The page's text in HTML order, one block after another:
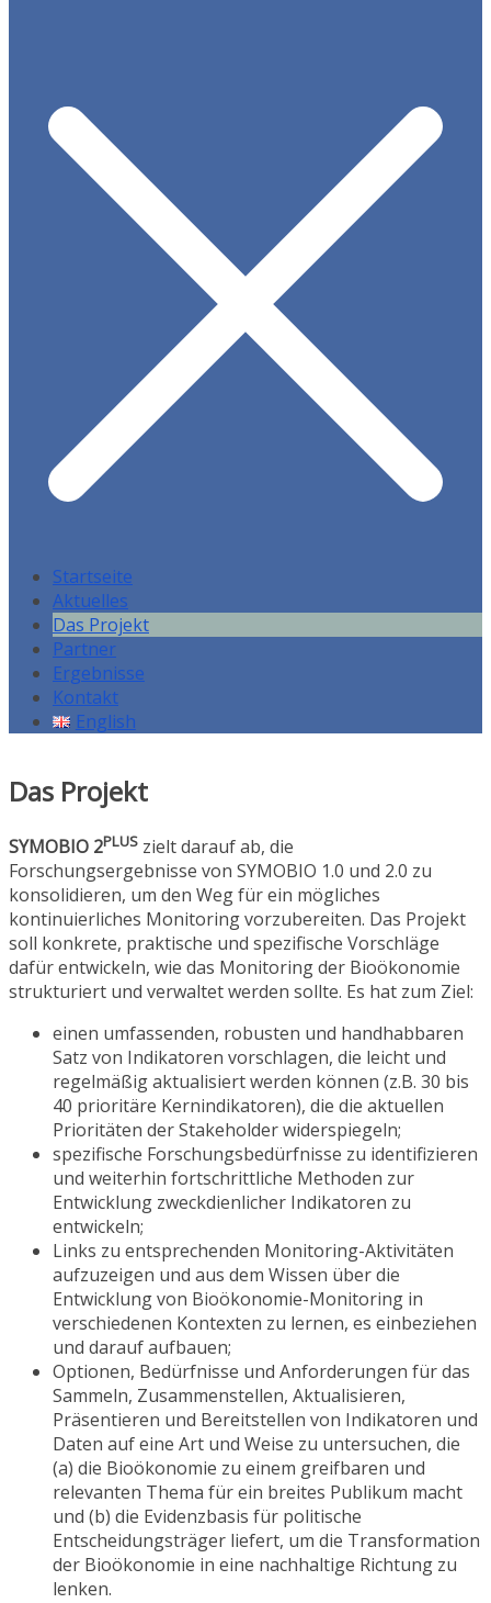
Startseite
Aktuelles
Das Projekt
Partner
Ergebnisse
Kontakt
English
Das Projekt
SYMOBIO 2PLUS zielt darauf ab, die
Forschungsergebnisse von SYMOBIO 1.0 und 2.0 zu
konsolidieren, um den Weg für ein mögliches
kontinuierliches Monitoring vorzubereiten. Das Projekt
soll konkrete, praktische und spezifische Vorschläge
dafür entwickeln, wie das Monitoring der Bioökonomie
strukturiert und verwaltet werden sollte. Es hat zum Ziel:
einen umfassenden, robusten und handhabbaren
Satz von Indikatoren vorschlagen, die leicht und
regelmäßig aktualisiert werden können (z.B. 30 bis
40 prioritäre Kernindikatoren), die die aktuellen
Prioritäten der Stakeholder widerspiegeln;
spezifische Forschungsbedürfnisse zu identifizieren
und weiterhin fortschrittliche Methoden zur
Entwicklung zweckdienlicher Indikatoren zu
entwickeln;
Links zu entsprechenden Monitoring-Aktivitäten
aufzuzeigen und aus dem Wissen über die
Entwicklung von Bioökonomie-Monitoring in
verschiedenen Kontexten zu lernen, es einbeziehen
und darauf aufbauen;
Optionen, Bedürfnisse und Anforderungen für das
Sammeln, Zusammenstellen, Aktualisieren,
Präsentieren und Bereitstellen von Indikatoren und
Daten auf eine Art und Weise zu untersuchen, die
(a) die Bioökonomie zu einem greifbaren und
relevanten Thema für ein breites Publikum macht
und (b) die Evidenzbasis für politische
Entscheidungsträger liefert, um die Transformation
der Bioökonomie in eine nachhaltige Richtung zu
lenken.